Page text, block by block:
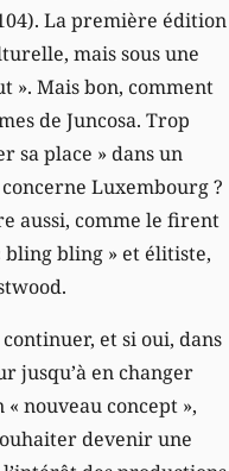
La première édition
mais sous une
». Mais bon, comment
de Juncosa. Trop
sa place » dans un
Luxembourg ?
aussi, comme le firent
bling » et élitiste,
et si oui, dans
jusqu’à en changer
nouveau concept »,
devenir une